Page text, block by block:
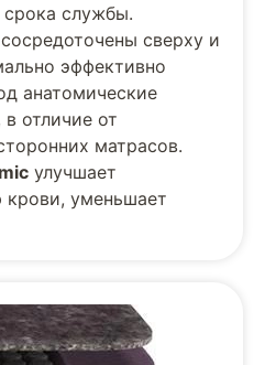
срока службы.
сверху и
эффективно
анатомические
отличие от
матрасов.
улучшает
уменьшает